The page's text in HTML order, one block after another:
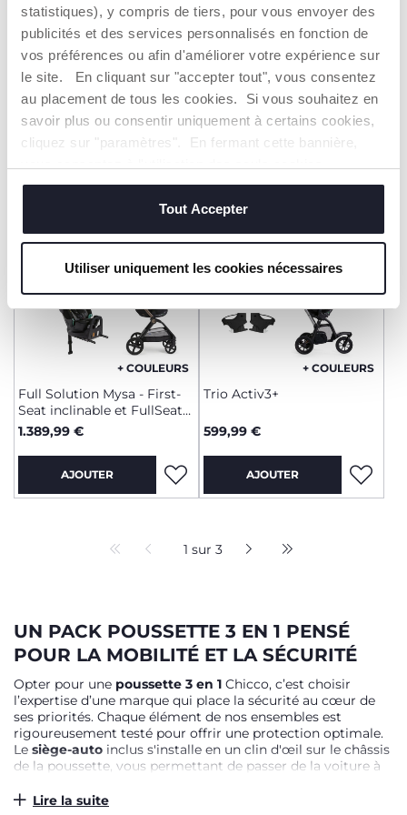
statistiques), y compris de tiers, pour vous envoyer des
publicités et des services personnalisés en fonction de
vos préférences ou afin d'améliorer votre expérience sur
le site. En cliquant sur "accepter tout", vous consentez
au placement de tous les cookies. Si vous souhaitez en
savoir plus ou consentir uniquement à certains cookies,
cliquez sur "paramètres". En fermant cette bannière,
techniques, qui sont essentiels au service demandé.
Tout Accepter
Utiliser uniquement les cookies nécessaires
+ COULEURS
Trio Activ3+
599,99 €
AJOUTER
+ COULEURS
Trio Mysa - First-Seat
Recline i-Size
930,99 €
AJOUTER
+ COULEURS
Full Solution Mysa - First-
Seat inclinable et FullSeat
360 avec base
1.389,99 €
AJOUTER
ACCESSOIRE -50%
+ COULEURS
Trio Activ3+
599,99 €
AJOUTER
1 sur 3
UN PACK POUSSETTE 3 EN 1 PENSÉ
POUR LA MOBILITÉ ET LA SÉCURITÉ
Opter pour une poussette 3 en 1 Chicco, c’est choisir
l’expertise d’une marque qui place la sécurité au cœur de
ses priorités. Chaque élément de nos ensembles est
rigoureusement testé pour offrir une protection optimale.
Le siège-auto inclus s'installe en un clin d'œil sur le châssis
de la poussette, vous permettant de passer de la voiture à
tranquillité d'esprit totale lors des déplacements en
Lire la suite